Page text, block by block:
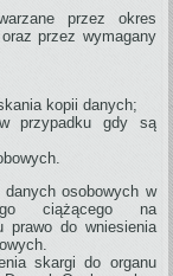
przez okres
przez wymagany
kopii danych;
przypadku gdy są
osobowych w
ciążącego na
prawo do wniesienia
skargi do organu